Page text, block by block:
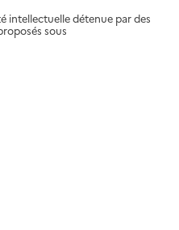
intellectuelle détenue par des
sous